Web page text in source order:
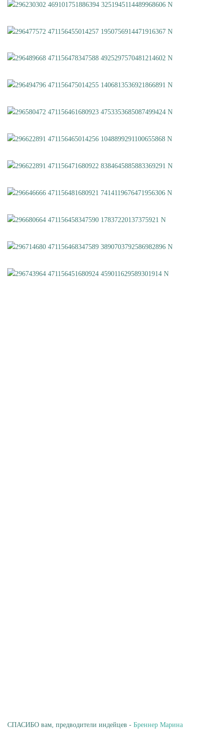
СПАСИБО вам, предводители индейцев - Бреннер Марина